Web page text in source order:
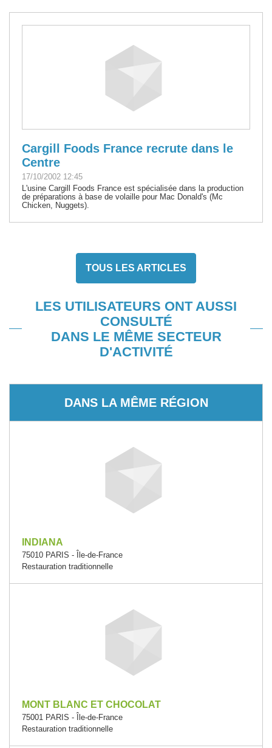
Cargill Foods France recrute dans le
Centre
17/10/2002 12:45
L'usine Cargill Foods France est spécialisée dans la production
de préparations à base de volaille pour Mac Donald's (Mc
Chicken, Nuggets).
TOUS LES ARTICLES
LES UTILISATEURS ONT AUSSI
CONSULTÉ
DANS LE MÊME SECTEUR
D'ACTIVITÉ
DANS LA MÊME RÉGION
INDIANA
75010 PARIS - Île-de-France
Restauration traditionnelle
MONT BLANC ET CHOCOLAT
75001 PARIS - Île-de-France
Restauration traditionnelle